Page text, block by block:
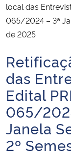
Ministério da Economia
Ministério da
Ministério da Educação
Ministério da Cidadania
Ministério da Saúde
local das
065/2024 – 3ª
de 2025
Início do
das
Edital
065/
Janela
2º